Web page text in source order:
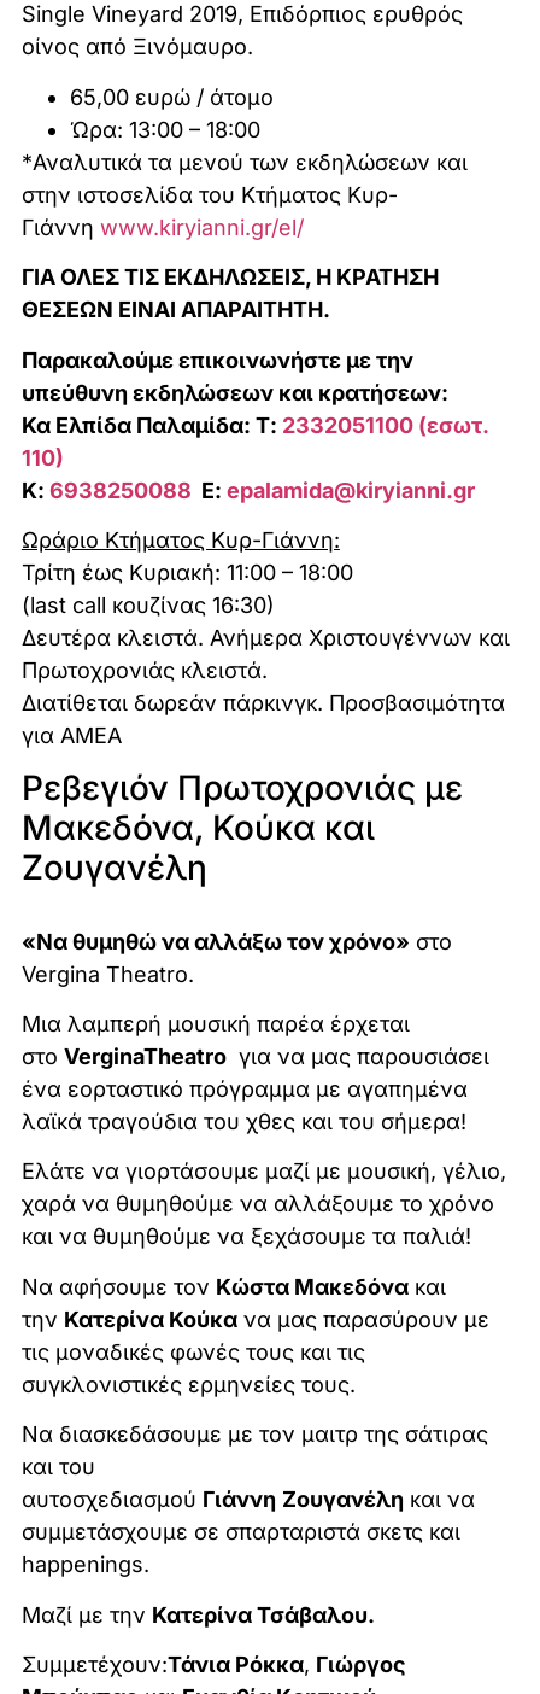
Single Vineyard 2019, Επιδόρπιος ερυθρός
οίνος από Ξινόμαυρο.
65,00 ευρώ / άτομο
Ώρα: 13:00 – 18:00
*Αναλυτικά τα μενού των εκδηλώσεων και
στην ιστοσελίδα του Κτήματος Κυρ-
Γιάννη www.kiryianni.gr/el/
ΓΙΑ ΟΛΕΣ ΤΙΣ ΕΚΔΗΛΩΣΕΙΣ, Η ΚΡΑΤΗΣΗ
ΘΕΣΕΩΝ ΕΙΝΑΙ ΑΠΑΡΑΙΤΗΤΗ.
Παρακαλούμε επικοινωνήστε με την
υπεύθυνη εκδηλώσεων και κρατήσεων:
Κα Ελπίδα Παλαμίδα: Τ: 2332051100 (εσωτ.
110)
Κ: 6938250088 Ε: epalamida@kiryianni.gr
Ωράριο Κτήματος Κυρ-Γιάννη:
Τρίτη έως Κυριακή: 11:00 – 18:00
(last call κουζίνας 16:30)
Δευτέρα κλειστά. Ανήμερα Χριστουγέννων και
Πρωτοχρονιάς κλειστά.
Διατίθεται δωρεάν πάρκινγκ. Προσβασιμότητα
για ΑΜΕΑ
Ρεβεγιόν Πρωτοχρονιάς με
Μακεδόνα, Κούκα και
Ζουγανέλη
«Να θυμηθώ να αλλάξω τον χρόνο» στο
Vergina Theatro.
Μια λαμπερή μουσική παρέα έρχεται
στο VerginaTheatroγια να μας παρουσιάσει
ένα εορταστικό πρόγραμμα με αγαπημένα
λαϊκά τραγούδια του χθες και του σήμερα!
Ελάτε να γιορτάσουμε μαζί με μουσική, γέλιο,
χαρά να θυμηθούμε να αλλάξουμε το χρόνο
και να θυμηθούμε να ξεχάσουμε τα παλιά!
Να αφήσουμε τον Κώστα Μακεδόνακαι
την Κατερίνα Κούκανα μας παρασύρουν με
τις μοναδικές φωνές τους και τις
συγκλονιστικές ερμηνείες τους.
Να διασκεδάσουμε με τον μαιτρ της σάτιρας
και του
αυτοσχεδιασμού Γιάννη Ζουγανέλη και να
συμμετάσχουμε σε σπαρταριστά σκετς και
happenings.
Μαζί με την Κατερίνα Τσάβαλου.
Συμμετέχουν:Τάνια Ρόκκα, Γιώργος